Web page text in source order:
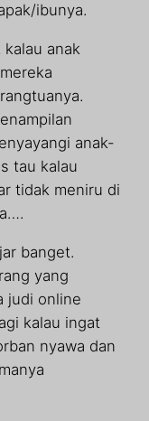
ibunya.
anak
anak-
tau kalau
tidak meniru di
banget.
yang
judi online
kalau ingat
nyawa dan